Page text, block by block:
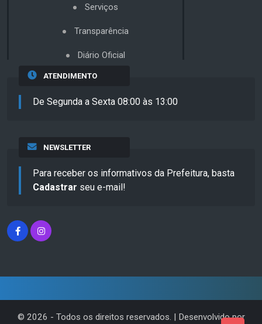
Serviços
Transparência
Diário Oficial
ATENDIMENTO
De Segunda a Sexta 08:00 às 13:00
NEWSLETTER
Para receber os informativos da Prefeitura, basta
Cadastrar seu e-mail!
© 2026 - Todos os direitos reservados. | Desenvolvido por